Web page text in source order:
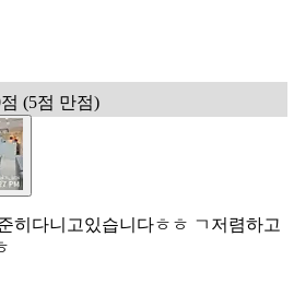
(5점 만점)
히다니고있습니다ㅎㅎ ㄱ저렴하고